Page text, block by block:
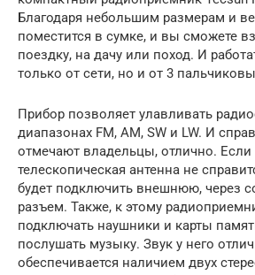
Благодаря небольшим размерам и
поместится в сумке, и вы сможете
поездку, на дачу или поход. И
только от сети, но и от 3
Прибор позволяет улавливать
диапазонах FM, AM, SW и LW. И
отмечают владельцы, отлично. Если
телескопическая антенна не
будет подключить внешнюю, через
разъем. Также, к этому
подключать наушники и карты
послушать музыку. Звук у него
обеспечивается наличием двух